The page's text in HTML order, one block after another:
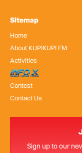
Sitemap
Home
About KUPIKUPI FM
Activities
InfoX
Contest
Contact Us
Sign up to our